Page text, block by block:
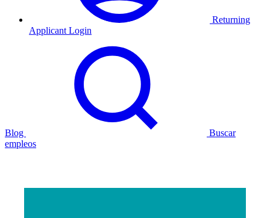
Returning
Applicant Login
Blog
Buscar
empleos